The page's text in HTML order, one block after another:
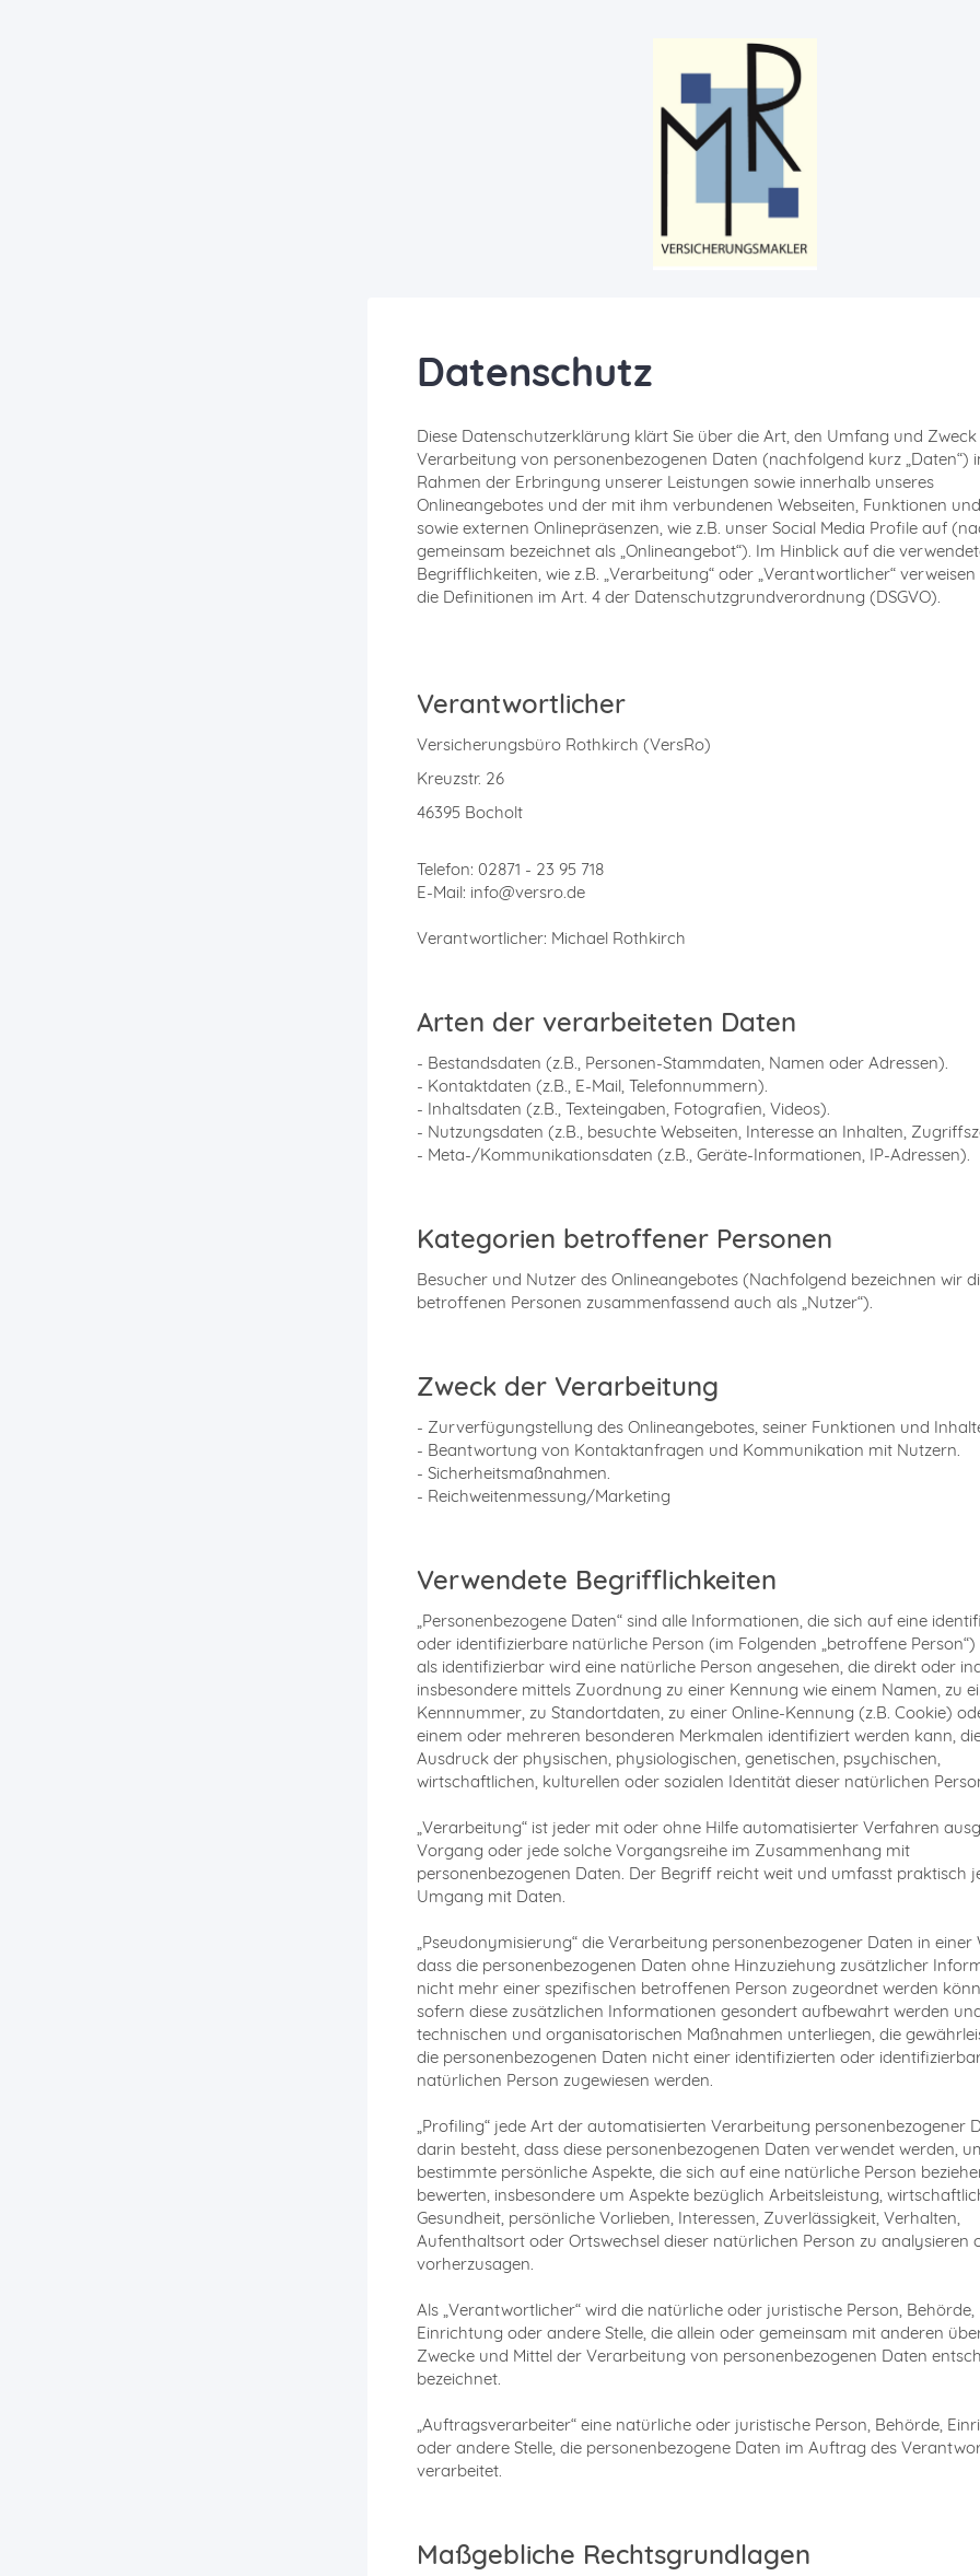
Datenschutz
Diese Datenschutzerklärung klärt Sie über die Art, den Umfang und
Verarbeitung von personenbezogenen Daten (nachfolgend kurz „Daten“)
Rahmen der Erbringung unserer Leistungen sowie innerhalb unseres
Onlineangebotes und der mit ihm verbundenen Webseiten, Funktionen
sowie externen Onlinepräsenzen, wie z.B. unser Social Media Profile auf
gemeinsam bezeichnet als „Onlineangebot“). Im Hinblick auf die
Begrifflichkeiten, wie z.B. „Verarbeitung“ oder „Verantwortlicher“
die Definitionen im Art. 4 der Datenschutzgrundverordnung (DSGVO).
Verantwortlicher
Versicherungsbüro Rothkirch (VersRo)
Kreuzstr. 26
46395 Bocholt
Telefon: 02871 - 23 95 718
E-Mail: info@versro.de
Verantwortlicher: Michael Rothkirch
Arten der verarbeiteten Daten
- Bestandsdaten (z.B., Personen-Stammdaten, Namen oder Adressen).
- Kontaktdaten (z.B., E-Mail, Telefonnummern).
- Inhaltsdaten (z.B., Texteingaben, Fotografien, Videos).
- Nutzungsdaten (z.B., besuchte Webseiten, Interesse an Inhalten,
- Meta-/Kommunikationsdaten (z.B., Geräte-Informationen, IP-Adressen).
Kategorien betroffener Personen
Besucher und Nutzer des Onlineangebotes (Nachfolgend bezeichnen wir
betroffenen Personen zusammenfassend auch als „Nutzer“).
Zweck der Verarbeitung
- Zurverfügungstellung des Onlineangebotes, seiner Funktionen und
- Beantwortung von Kontaktanfragen und Kommunikation mit Nutzern.
- Sicherheitsmaßnahmen.
- Reichweitenmessung/Marketing
Verwendete Begrifflichkeiten
„Personenbezogene Daten“ sind alle Informationen, die sich auf eine
oder identifizierbare natürliche Person (im Folgenden „betroffene Person“)
als identifizierbar wird eine natürliche Person angesehen, die direkt oder
insbesondere mittels Zuordnung zu einer Kennung wie einem Namen, zu
Kennnummer, zu Standortdaten, zu einer Online-Kennung (z.B. Cookie)
einem oder mehreren besonderen Merkmalen identifiziert werden kann,
Ausdruck der physischen, physiologischen, genetischen, psychischen,
wirtschaftlichen, kulturellen oder sozialen Identität dieser natürlichen
„Verarbeitung“ ist jeder mit oder ohne Hilfe automatisierter Verfahren
Vorgang oder jede solche Vorgangsreihe im Zusammenhang mit
personenbezogenen Daten. Der Begriff reicht weit und umfasst praktisch
Umgang mit Daten.
„Pseudonymisierung“ die Verarbeitung personenbezogener Daten in einer
dass die personenbezogenen Daten ohne Hinzuziehung zusätzlicher
nicht mehr einer spezifischen betroffenen Person zugeordnet werden
sofern diese zusätzlichen Informationen gesondert aufbewahrt werden
technischen und organisatorischen Maßnahmen unterliegen, die
die personenbezogenen Daten nicht einer identifizierten oder
natürlichen Person zugewiesen werden.
„Profiling“ jede Art der automatisierten Verarbeitung personenbezogener
darin besteht, dass diese personenbezogenen Daten verwendet werden,
bestimmte persönliche Aspekte, die sich auf eine natürliche Person
bewerten, insbesondere um Aspekte bezüglich Arbeitsleistung,
Gesundheit, persönliche Vorlieben, Interessen, Zuverlässigkeit, Verhalten,
Aufenthaltsort oder Ortswechsel dieser natürlichen Person zu analysieren
vorherzusagen.
Als „Verantwortlicher“ wird die natürliche oder juristische Person, Behörde,
Einrichtung oder andere Stelle, die allein oder gemeinsam mit anderen
Zwecke und Mittel der Verarbeitung von personenbezogenen Daten
bezeichnet.
„Auftragsverarbeiter“ eine natürliche oder juristische Person, Behörde,
oder andere Stelle, die personenbezogene Daten im Auftrag des
verarbeitet.
Maßgebliche Rechtsgrundlagen